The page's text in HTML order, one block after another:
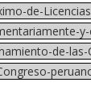
de-
de-las-